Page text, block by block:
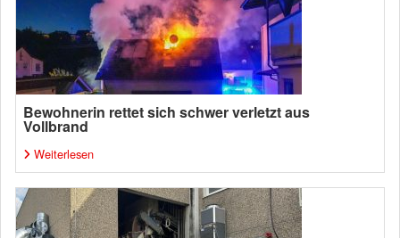
Bewohnerin rettet sich schwer verletzt aus
Vollbrand
Weiterlesen